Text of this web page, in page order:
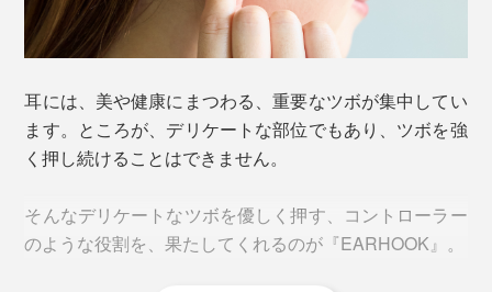
れている！ 片耳たったの5g（Mサイズ）なので、つけて
いることさえ忘れている！
耳には、美や健康にまつわる、重要なツボが集中してい
ます。ところが、デリケートな部位でもあり、ツボを強
く押し続けることはできません。
そんなデリケートなツボを優しく押す、コントローラー
のような役割を、果たしてくれるのが『EARHOOK』。